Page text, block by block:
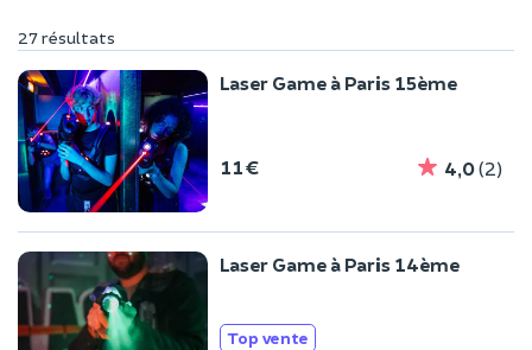
27 résultats
Laser Game à Paris 15ème
11 € 4,0(2)
Laser Game à Paris 14ème
Top vente